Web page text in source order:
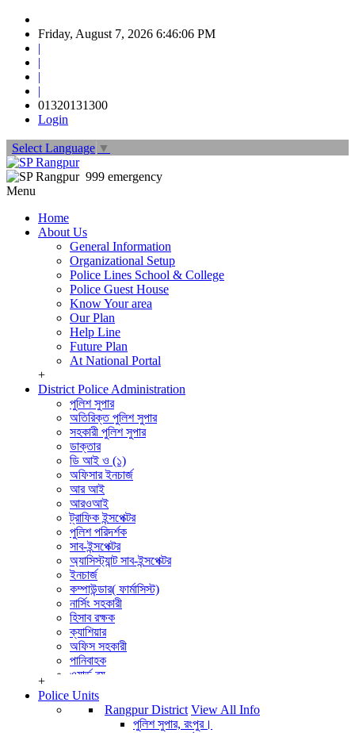
Friday, August 7, 2026 6:46:08 PM
|
|
|
|
01320131300
Login
Select Language ▼
999 emergency
Menu
Home
About Us
General Information
Organizational Setup
Police Lines School & College
Police Guest House
Know Your area
Our Plan
Help Line
Future Plan
At National Portal
+
District Police Administration
পুলিশ সুপার
অতিরিক্ত পুলিশ সুপার
সহকারী পুলিশ সুপার
ডাক্তার
ডি আই ও (১)
অফিসার ইনচার্জ
আর আই
আরওআই
ট্রাফিক ইন্সপেক্টর
পুলিশ পরিদর্শক
সাব-ইন্সপেক্টর
অ্যাসিস্ট্যান্ট সাব-ইন্সপেক্টর
ইনচার্জ
কম্পাউন্ডার( ফার্মাসিস্ট)
নার্সিং সহকারী
হিসাব রক্ষক
ক্যাশিয়ার
অফিস সহকারী
পানিবাহক
ওয়ার্ড বয়
বার্বুচী
পুলিশ পরিদর্শক (তদন্ত)
পুলিশ পরিদর্শক (অপারেশন)
+
Police Units
Rangpur District View All Info
পুলিশ সুপার, রংপুর।